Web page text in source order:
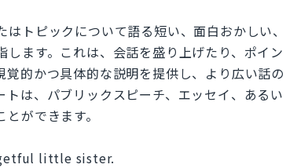
トピックについて語る短い、面白おかしい、
ます。これは、会話を盛り上げたり、ポイン
的かつ具体的な説明を提供し、より広い話の
は、パブリックスピーチ、エッセイ、あるい
ができます。
little sister.